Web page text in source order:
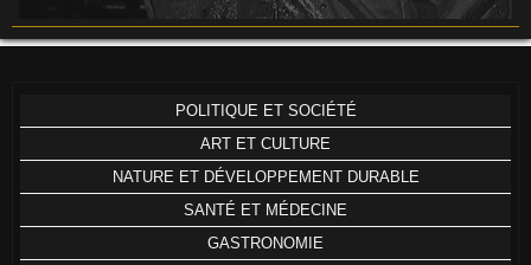
POLITIQUE ET SOCIÉTÉ
ART ET CULTURE
NATURE ET DÉVELOPPEMENT DURABLE
SANTÉ ET MÉDECINE
GASTRONOMIE